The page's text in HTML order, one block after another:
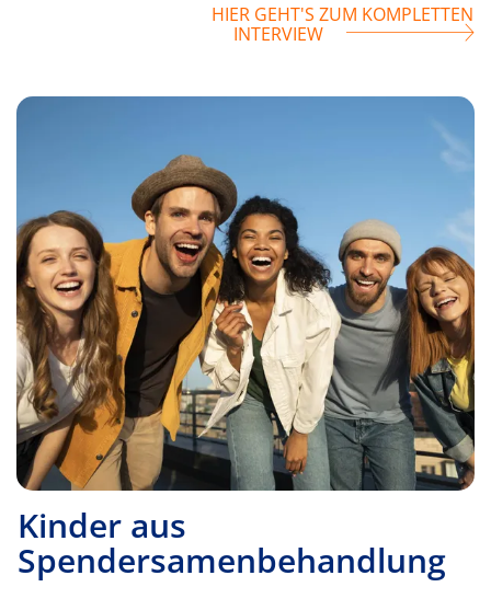
HIER GEHT'S ZUM KOMPLETTEN
INTERVIEW
Kinder aus
Spendersamenbehandlung